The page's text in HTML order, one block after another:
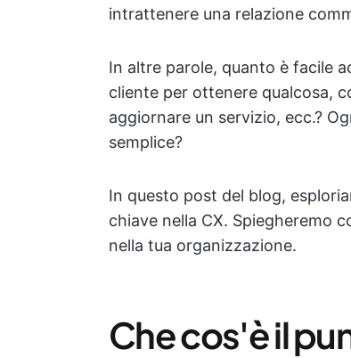
intrattenere una relazione
In altre parole, quanto è facile
cliente per ottenere qualcosa,
aggiornare un servizio, ecc.?
semplice?
In questo post del blog,
chiave nella CX. Spiegheremo
nella tua organizzazione.
Che cos'è il